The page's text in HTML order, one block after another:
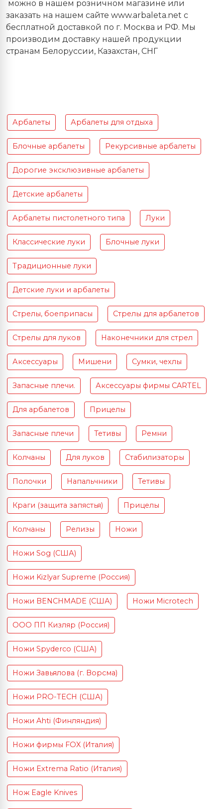
можно в нашем розничном магазине или
заказать на нашем сайте www.arbaleta.net с
бесплатной доставкой по г. Москва и РФ. Мы
производим доставку нашей продукции
странам Белоруссии, Казахстан, СНГ
Арбалеты Арбалеты для отдыха
Блочные арбалеты Рекурсивные арбалеты
Дорогие эксклюзивные арбалеты
Детские арбалеты
Арбалеты пистолетного типа Луки
Классические луки Блочные луки
Традиционные луки
Детские луки и арбалеты
Стрелы, боеприпасы Стрелы для арбалетов
Стрелы для луков Наконечники для стрел
Аксессуары Мишени Сумки, чехлы
Запасные плечи. Аксессуары фирмы CARTEL
Для арбалетов Прицелы
Запасные плечи Тетивы Ремни
Колчаны Для луков Стабилизаторы
Полочки Напальчники Тетивы
Краги (защита запястья) Прицелы
Колчаны Релизы Ножи
Ножи Sog (США)
Ножи Kizlyar Supreme (Россия)
Ножи BENCHMADE (США) Ножи Microtech
ООО ПП Кизляр (Россия)
Ножи Spyderco (США)
Ножи Завьялова (г. Ворсма)
Ножи PRO-TECH (США)
Ножи Ahti (Финляндия)
Ножи фирмы FOX (Италия)
Ножи Extrema Ratio (Италия)
Нож Eagle Knives